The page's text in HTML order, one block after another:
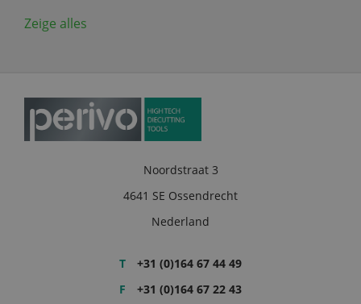
Zeige alles
Noordstraat 3
4641 SE Ossendrecht
Nederland
T
+31 (0)164 67 44 49
F
+31 (0)164 67 22 43